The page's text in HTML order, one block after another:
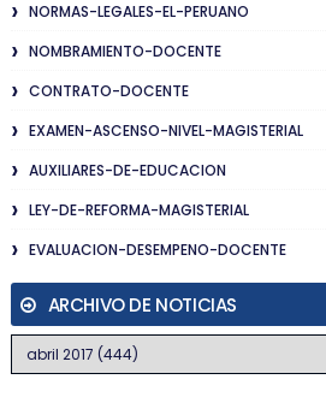
NORMAS-LEGALES-EL-PERUANO
NOMBRAMIENTO-DOCENTE
CONTRATO-DOCENTE
EXAMEN-ASCENSO-NIVEL-MAGISTERIAL
AUXILIARES-DE-EDUCACION
LEY-DE-REFORMA-MAGISTERIAL
EVALUACION-DESEMPENO-DOCENTE
ARCHIVO DE NOTICIAS